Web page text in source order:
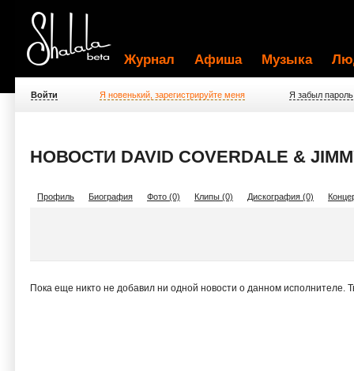
Журнал Афиша Музыка
Войти Я новенький, зарегистрируйте меня Я забыл пароль
НОВОСТИ DAVID COVERDALE &
Профиль Биография Фото (0) Клипы (0) Дискография (0)
Пока еще никто не добавил ни одной новости о данном